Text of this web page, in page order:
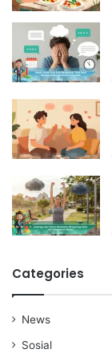
Categories
News
Sosial